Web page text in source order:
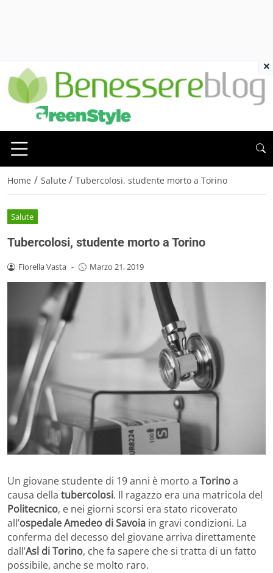
Home / Salute / Tubercolosi, studente morto a Torino
Salute
Tubercolosi, studente morto a Torino
Fiorella Vasta - Marzo 21, 2019
Un giovane studente di 19 anni è morto a Torinoa
causa della tubercolosi. Il ragazzo era una matricola del
Politecnico, e nei giorni scorsi era stato ricoverato
all’ospedale Amedeo di Savoia in gravi condizioni. La
conferma del decesso del giovane arriva direttamente
dall’Asl di Torino, che fa sapere che si tratta di un fatto
possibile, anche se molto raro.
×